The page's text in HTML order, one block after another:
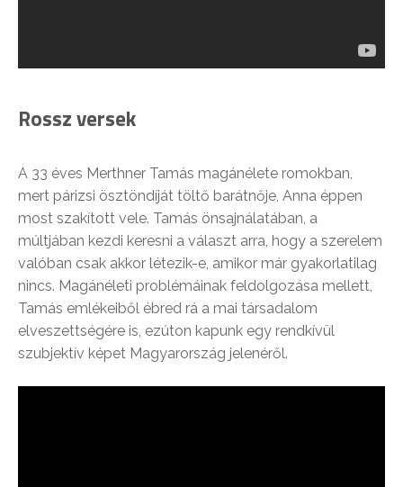
Rossz versek
A 33 éves Merthner Tamás magánélete romokban,
mert párizsi ösztöndíját töltő barátnője, Anna éppen
most szakított vele. Tamás önsajnálatában, a
múltjában kezdi keresni a választ arra, hogy a szerelem
valóban csak akkor létezik-e, amikor már gyakorlatilag
nincs. Magánéleti problémáinak feldolgozása mellett,
Tamás emlékeiből ébred rá a mai társadalom
elveszettségére is, ezúton kapunk egy rendkívül
szubjektív képet Magyarország jelenéről.